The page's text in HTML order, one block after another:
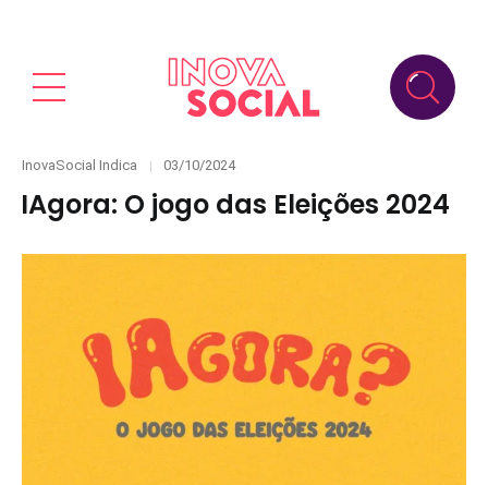
Categories
InovaSocial Indica
Posted
03/10/2024
IAgora: O jogo das Eleições 2024